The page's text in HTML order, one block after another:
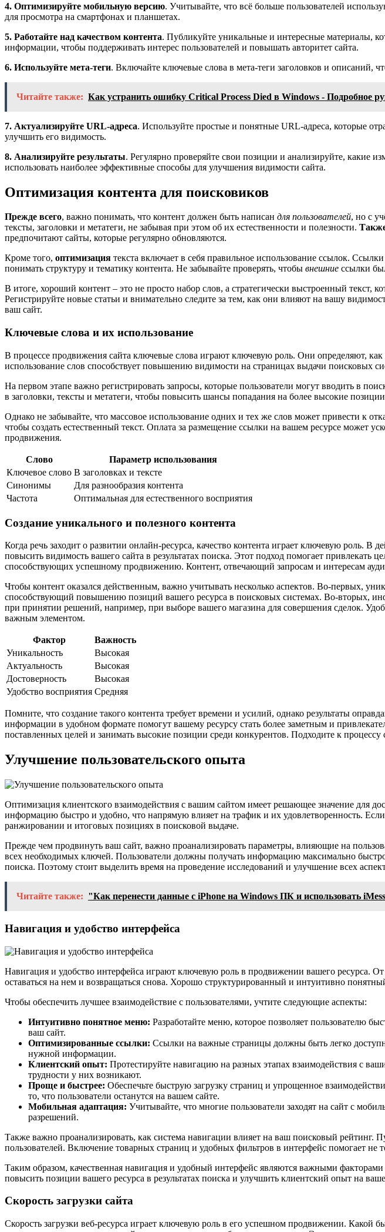
4. Оптимизируйте мобильную версию. Учитывайте, что всё больше пользователей
для просмотра на смартфонах и планшетах.
5. Работайте над качеством контента. Публикуйте уникальные и интересные материалы,
информации, чтобы поддерживать интерес пользователей и повышать авторитет сайта.
6. Используйте мета-теги. Включайте ключевые слова в мета-теги заголовков и описаний,
Читайте также: Как устранить ошибку Critical Process Died в Windows - Подробное
7. Актуализируйте URL-адреса. Используйте простые и понятные URL-адреса, которые
улучшить его видимость.
8. Анализируйте результаты. Регулярно проверяйте свои позиции и анализируйте, какие
использовать наиболее эффективные способы для улучшения видимости сайта.
Оптимизация контента для поисковиков
Прежде всего, важно понимать, что контент должен быть написан для пользователей, но с
тексты, заголовки и метатеги, не забывая при этом об их естественности и полезности.
предпочитают сайты, которые регулярно обновляются.
Кроме того, оптимизация текста включает в себя правильное использование ссылок.
понимать структуру и тематику контента. Не забывайте проверять, чтобы внешние ссылки
В итоге, хороший контент – это не просто набор слов, а стратегически выстроенный текст,
Регистрируйте новые статьи и внимательно следите за тем, как они влияют на вашу
ваш сайт.
Ключевые слова и их использование
В процессе продвижения сайта ключевые слова играют ключевую роль. Они определяют,
использование слов способствует повышению видимости на страницах выдачи поисковых
На первом этапе важно регистрировать запросы, которые пользователи могут вводить в
в заголовки, тексты и метатеги, чтобы повысить шансы попадания на более высокие
Однако не забывайте, что массовое использование одних и тех же слов может привести к
чтобы создать естественный текст. Оплата за размещение ссылки на вашем ресурсе может
продвижения.
Слово
Параметр использования
Ключевое слово В заголовках и тексте
Синонимы
Для разнообразия контента
Частота
Оптимальная для естественного восприятия
Создание уникального и полезного контента
Когда речь заходит о развитии онлайн-ресурса, качество контента играет ключевую роль.
повысить видимость вашего сайта в результатах поиска. Этот подход помогает
способствующих успешному продвижению. Контент, отвечающий запросам и интересам
Чтобы контент оказался действенным, важно учитывать несколько аспектов. Во-первых,
способствующий повышению позиций вашего ресурса в поисковых системах. Во-вторых,
при принятии решений, например, при выборе вашего магазина для совершения сделок.
важным элементом.
Фактор
Важность
Уникальность
Высокая
Актуальность
Высокая
Достоверность
Высокая
Удобство восприятия Средняя
Помните, что создание такого контента требует времени и усилий, однако результаты
информации в удобном формате помогут вашему ресурсу стать более заметным и
поставленных целей и занимать высокие позиции среди конкурентов. Подходите к
Улучшение пользовательского опыта
Оптимизация клиентского взаимодействия с вашим сайтом имеет решающее значение для
информацию быстро и удобно, что напрямую влияет на трафик и их удовлетворенность.
ранжировании и итоговых позициях в поисковой выдаче.
Прежде чем продвинуть ваш сайт, важно проанализировать параметры, влияющие на
всех необходимых ключей. Пользователи должны получать информацию максимально
поиска. Поэтому стоит выделить время на проведение исследований и улучшение всех
Читайте также: "Как перенести данные с iPhone на Windows ПК и использовать
Навигация и удобство интерфейса
Навигация и удобство интерфейса играют ключевую роль в продвижении вашего ресурса.
оставаться на нем и возвращаться снова. Хорошо структурированный и интуитивно
Чтобы обеспечить лучшее взаимодействие с пользователями, учтите следующие аспекты:
Интуитивно понятное меню: Разработайте меню, которое позволяет пользователю
ваш сайт.
Оптимизированные ссылки: Ссылки на важные страницы должны быть легко
нужной информации.
Клиентский опыт: Протестируйте навигацию на разных этапах взаимодействия с
трудности у них возникают.
Проще и быстрее: Обеспечьте быструю загрузку страниц и упрощенное
то, что пользователи останутся на вашем сайте.
Мобильная адаптация: Учитывайте, что многие пользователи заходят на сайт с
разрешений.
Также важно проанализировать, как система навигации влияет на ваш поисковый
пользователей. Включение товарных страниц и удобных фильтров в интерфейс помогает
Таким образом, качественная навигация и удобный интерфейс являются важными
повысить позиции вашего ресурса в результатах поиска и улучшить клиентский опыт на
Скорость загрузки сайта
Скорость загрузки веб-ресурса играет ключевую роль в его успешном продвижении.